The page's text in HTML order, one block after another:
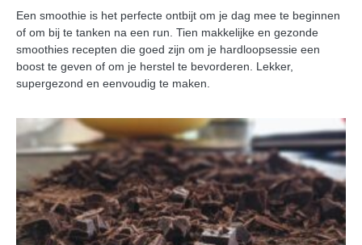
Een smoothie is het perfecte ontbijt om je dag mee te beginnen
of om bij te tanken na een run. Tien makkelijke en gezonde
smoothies recepten die goed zijn om je hardloopsessie een
boost te geven of om je herstel te bevorderen. Lekker,
supergezond en eenvoudig te maken.